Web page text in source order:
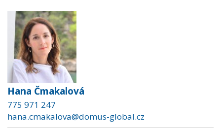
Hana Čmakalová
775 971 247
hana.cmakalova@domus-global.cz